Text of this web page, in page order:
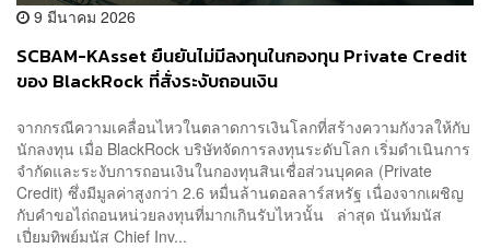
9 มีนาคม 2026
SCBAM-KAsset ยืนยันไม่มีลงทุนในกองทุน Private Credit
ของ BlackRock ที่สั่งระงับถอนเงิน
จากกรณีความเคลื่อนไหวในตลาดการเงินโลกที่สร้างความกังวลให้กับ
นักลงทุน เมื่อ BlackRock บริษัทจัดการลงทุนระดับโลก เริ่มดำเนินการ
จำกัดและระงับการถอนเงินในกองทุนสินเชื่อส่วนบุคคล (Private
Credit) ซึ่งมีมูลค่าสูงกว่า 2.6 หมื่นล้านดอลลาร์สหรัฐ เนื่องจากเผชิญ
กับคำขอไถ่ถอนหน่วยลงทุนที่มากเกินรับไหวนั้น ล่าสุด นันท์มนัส
เปี่ยมทิพย์มนัส Chief Inv...